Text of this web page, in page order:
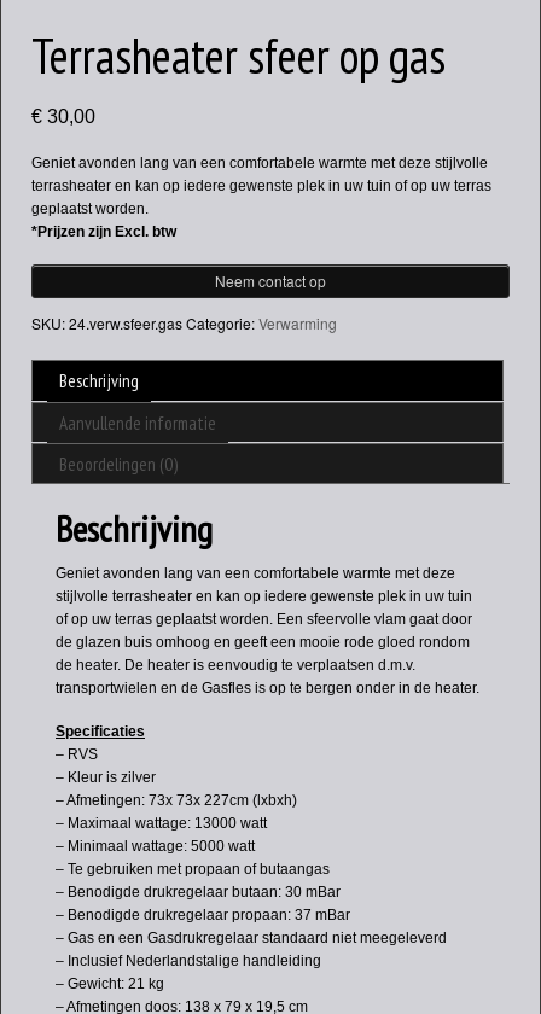
Terrasheater sfeer op gas
€ 30,00
Geniet avonden lang van een comfortabele warmte met deze stijlvolle
terrasheater en kan op iedere gewenste plek in uw tuin of op uw terras
geplaatst worden.
*Prijzen zijn Excl. btw
Neem contact op
SKU:24.verw.sfeer.gasCategorie:Verwarming
Beschrijving
Aanvullende informatie
Beoordelingen (0)
Beschrijving
Geniet avonden lang van een comfortabele warmte met deze
stijlvolle terrasheater en kan op iedere gewenste plek in uw tuin
of op uw terras geplaatst worden. Een sfeervolle vlam gaat door
de glazen buis omhoog en geeft een mooie rode gloed rondom
de heater. De heater is eenvoudig te verplaatsen d.m.v.
transportwielen en de Gasfles is op te bergen onder in de heater.
Specificaties
– RVS
– Kleur is zilver
– Afmetingen: 73x 73x 227cm (lxbxh)
– Maximaal wattage: 13000 watt
– Minimaal wattage: 5000 watt
– Te gebruiken met propaan of butaangas
– Benodigde drukregelaar butaan: 30 mBar
– Benodigde drukregelaar propaan: 37 mBar
– Gas en een Gasdrukregelaar standaard niet meegeleverd
– Inclusief Nederlandstalige handleiding
– Gewicht: 21 kg
– Afmetingen doos: 138 x 79 x 19,5 cm